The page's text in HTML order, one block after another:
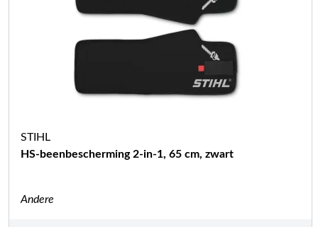
STIHL
HS-beenbescherming 2-in-1, 65 cm, zwart
Andere